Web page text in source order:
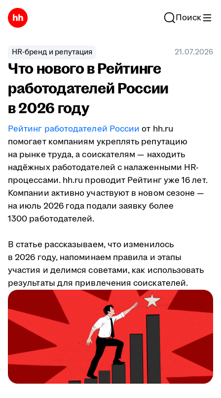
Поиск
HR-бренд и репутация 21.07.2026
Что нового в Рейтинге
работодателей России
в 2026 году
Рейтинг работодателей России от hh.ru
помогает компаниям укреплять репутацию
на рынке труда, а соискателям — находить
надёжных работодателей с налаженными HR-
процессами. hh.ru проводит Рейтинг уже 16 лет.
Компании активно участвуют в новом сезоне —
на июль 2026 года подали заявку более
1300 работодателей.
В статье рассказываем, что изменилось
в 2026 году, напоминаем правила и этапы
участия и делимся советами, как использовать
результаты для привлечения соискателей.